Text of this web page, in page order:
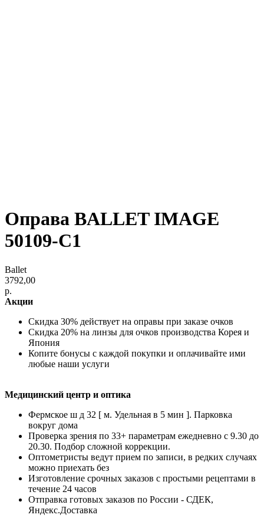
Оправа BALLET IMAGE
50109-C1
Ballet
3792,00
р.
Акции
Скидка 30% действует на оправы при заказе очков
Скидка 20% на линзы для очков производства Корея и
Япония
Копите бонусы с каждой покупки и оплачивайте ими
любые наши услуги
Медицинский центр и оптика
Фермское ш д 32 [ м. Удельная в 5 мин ]. Парковка
вокруг дома
Проверка зрения по 33+ параметрам ежедневно с 9.30 до
20.30. Подбор сложной коррекции.
Оптометристы ведут прием по записи, в редких случаях
можно приехать без
Изготовление срочных заказов с простыми рецептами в
течение 24 часов
Отправка готовых заказов по России - СДЕК,
Яндекс.Доставка